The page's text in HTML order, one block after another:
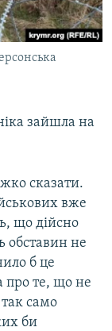
зайшла на
сказати.
вже
що дійсно
обставин не
б це
про те, що не
само
би